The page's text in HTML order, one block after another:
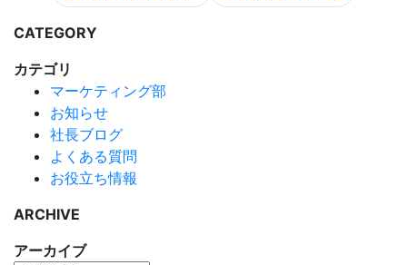
CATEGORY
カテゴリ
マーケティング部
お知らせ
社長ブログ
よくある質問
お役立ち情報
ARCHIVE
アーカイブ